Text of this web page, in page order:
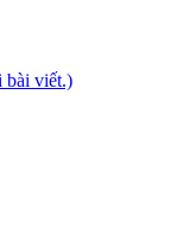
bài viết.)